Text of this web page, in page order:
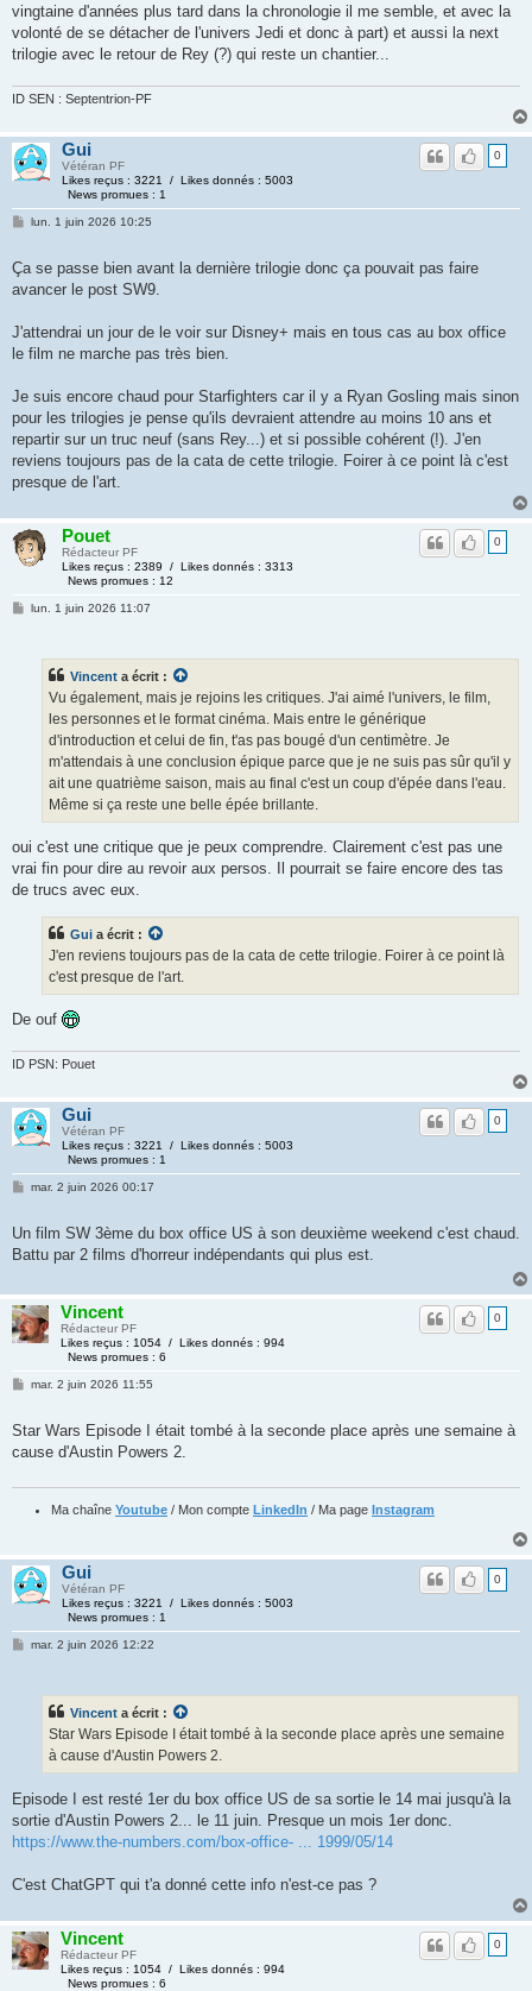
vingtaine d'années plus tard dans la chronologie il me semble, et avec la
volonté de se détacher de l'univers Jedi et donc à part) et aussi la next
trilogie avec le retour de Rey (?) qui reste un chantier...
ID SEN : Septentrion-PF
Gui
Vétéran PF
Likes reçus : 3221 / Likes donnés : 5003
News promues : 1
0
lun. 1 juin 2026 10:25
Ça se passe bien avant la dernière trilogie donc ça pouvait pas faire
avancer le post SW9.
J'attendrai un jour de le voir sur Disney+ mais en tous cas au box office
le film ne marche pas très bien.
Je suis encore chaud pour Starfighters car il y a Ryan Gosling mais sinon
pour les trilogies je pense qu'ils devraient attendre au moins 10 ans et
repartir sur un truc neuf (sans Rey...) et si possible cohérent (!). J'en
reviens toujours pas de la cata de cette trilogie. Foirer à ce point là c'est
presque de l'art.
Pouet
Rédacteur PF
Likes reçus : 2389 / Likes donnés : 3313
News promues : 12
0
lun. 1 juin 2026 11:07
Vincent a écrit :
Vu également, mais je rejoins les critiques. J'ai aimé l'univers, le film,
les personnes et le format cinéma. Mais entre le générique
d'introduction et celui de fin, t'as pas bougé d'un centimètre. Je
m'attendais à une conclusion épique parce que je ne suis pas sûr qu'il y
ait une quatrième saison, mais au final c'est un coup d'épée dans l'eau.
Même si ça reste une belle épée brillante.
oui c'est une critique que je peux comprendre. Clairement c'est pas une
vrai fin pour dire au revoir aux persos. Il pourrait se faire encore des tas
de trucs avec eux.
Gui a écrit :
J'en reviens toujours pas de la cata de cette trilogie. Foirer à ce point là
c'est presque de l'art.
De ouf
ID PSN: Pouet
Gui
Vétéran PF
Likes reçus : 3221 / Likes donnés : 5003
News promues : 1
0
mar. 2 juin 2026 00:17
Un film SW 3ème du box office US à son deuxième weekend c'est chaud.
Battu par 2 films d'horreur indépendants qui plus est.
Vincent
Rédacteur PF
Likes reçus : 1054 / Likes donnés : 994
News promues : 6
0
mar. 2 juin 2026 11:55
Star Wars Episode I était tombé à la seconde place après une semaine à
cause d'Austin Powers 2.
Ma chaîne Youtube / Mon compte LinkedIn / Ma page Instagram
Gui
Vétéran PF
Likes reçus : 3221 / Likes donnés : 5003
News promues : 1
0
mar. 2 juin 2026 12:22
Vincent a écrit :
Star Wars Episode I était tombé à la seconde place après une semaine
à cause d'Austin Powers 2.
Episode I est resté 1er du box office US de sa sortie le 14 mai jusqu'à la
sortie d'Austin Powers 2... le 11 juin. Presque un mois 1er donc.
https://www.the-numbers.com/box-office- ... 1999/05/14
C'est ChatGPT qui t'a donné cette info n'est-ce pas ?
Vincent
Rédacteur PF
Likes reçus : 1054 / Likes donnés : 994
News promues : 6
0